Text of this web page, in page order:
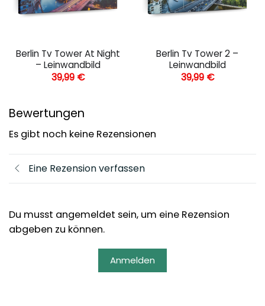
Berlin Tv Tower At Night
– Leinwandbild
39,99 €
Berlin Tv Tower 2 –
Leinwandbild
39,99 €
Bewertungen
Es gibt noch keine Rezensionen
Eine Rezension verfassen
Du musst angemeldet sein, um eine Rezension
abgeben zu können.
Anmelden